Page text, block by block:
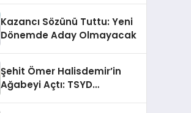
Kazancı Sözünü Tuttu: Yeni
Dönemde Aday Olmayacak
Şehit Ömer Halisdemir’in
Ağabeyi Açtı: TSYD